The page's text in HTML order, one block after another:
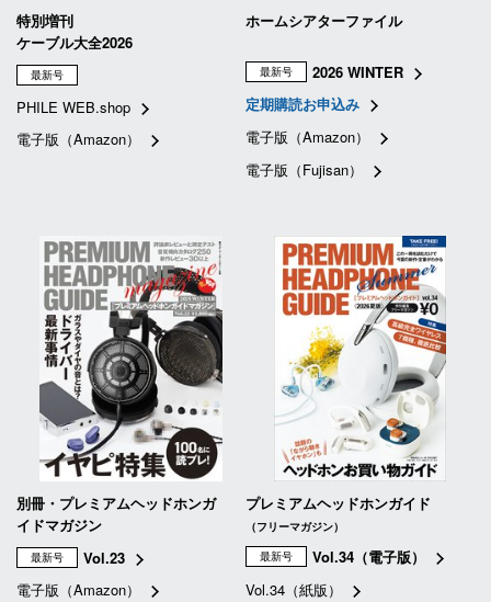
特別増刊
ケーブル大全2026
最新号
PHILE WEB.shop
電子版（Amazon）
ホームシアターファイル
最新号
2026 WINTER
定期購読お申込み
電子版（Amazon）
電子版（Fujisan）
別冊・プレミアムヘッドホンガ
イドマガジン
最新号
Vol.23
電子版（Amazon）
プレミアムヘッドホンガイド
（フリーマガジン）
最新号
Vol.34（電子版）
Vol.34（紙版）